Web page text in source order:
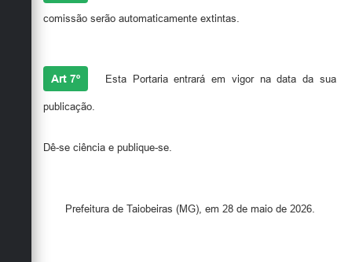
comissão serão automaticamente extintas.
Art 7º Esta Portaria entrará em vigor na data da sua
publicação.
Dê-se ciência e publique-se.
Prefeitura de Taiobeiras (MG), em 28 de maio de 2026.